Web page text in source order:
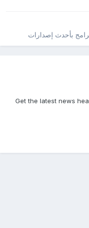
بأحدث إصدارات
Get the latest news